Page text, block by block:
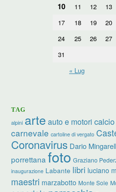
10 11 12 13
17
18 19 20
24
25 26 27
31
« Lug
TAG
alpini arte auto e motori calcio
carnevale cartoline di vergato
Coronavirus Dario
porrettana foto Graziano
inaugurazione Labante libri luciano
maestri marzabotto Monte Sole